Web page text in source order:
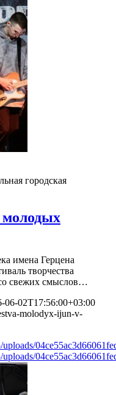
городская
молодых
имена Герцена
творчества
свежих смыслов…
06-02T17:56:00+03:00
molodyx-ijun-v-